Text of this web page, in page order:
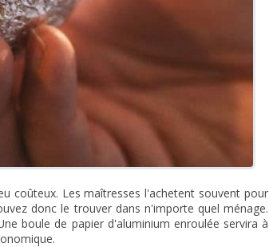
coûteux. Les maîtresses l'achetent souvent pour
donc le trouver dans n'importe quel ménage.
boule de papier d'aluminium enroulée servira à